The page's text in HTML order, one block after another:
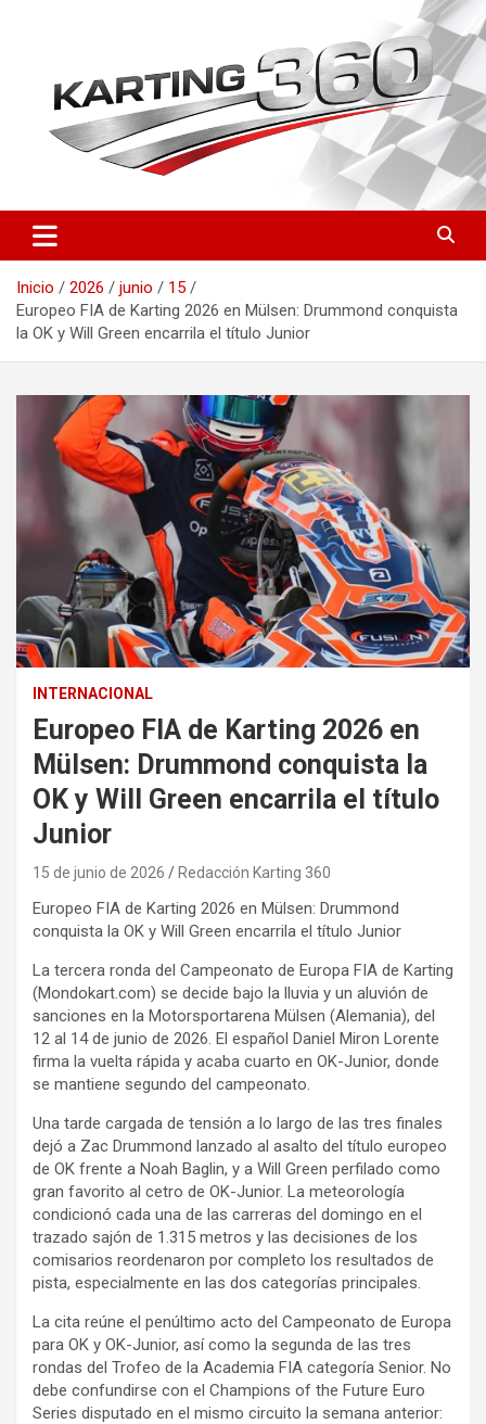
Karting 360 | Noticias,
Campeonatos y Pilotos de
Karting en España
Toda la actualidad del karting nacional e internacional: resultados
del CEK, FIA Karting, fichas de pilotos, circuitos y novedades
técnicas. Actualizado a diario.
Inicio
2026 junio
15
Europeo FIA de Karting 2026 en Mülsen: Drummond conquista
la OK y Will Green encarrila el título Junior
INTERNACIONAL
Europeo FIA de Karting 2026 en
Mülsen: Drummond conquista la
OK y Will Green encarrila el título
Junior
15 de junio de 2026 Redacción Karting 360
Europeo FIA de Karting 2026 en Mülsen: Drummond
conquista la OK y Will Green encarrila el título Junior
La tercera ronda del Campeonato de Europa FIA de Karting
(Mondokart.com) se decide bajo la lluvia y un aluvión de
sanciones en la Motorsportarena Mülsen (Alemania), del
12 al 14 de junio de 2026. El español Daniel Miron Lorente
firma la vuelta rápida y acaba cuarto en OK-Junior, donde
se mantiene segundo del campeonato.
Una tarde cargada de tensión a lo largo de las tres finales
dejó a Zac Drummond lanzado al asalto del título europeo
de OK frente a Noah Baglin, y a Will Green perfilado como
gran favorito al cetro de OK-Junior. La meteorología
condicionó cada una de las carreras del domingo en el
trazado sajón de 1.315 metros y las decisiones de los
comisarios reordenaron por completo los resultados de
pista, especialmente en las dos categorías principales.
La cita reúne el penúltimo acto del Campeonato de Europa
para OK y OK-Junior, así como la segunda de las tres
rondas del Trofeo de la Academia FIA categoría Senior. No
debe confundirse con el Champions of the Future Euro
Series disputado en el mismo circuito la semana anterior: